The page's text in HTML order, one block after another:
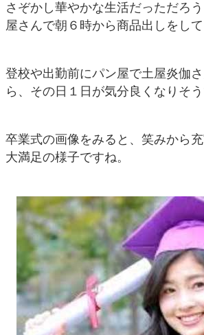
さぞかし華やかな生活だっただろ
屋さんで朝６時から商品出しをし
登校や出勤前にパン屋で土屋炎伽
ら、その日１日が気分良くなりそう
卒業式の画像をみると、笑みから
大満足の様子ですね。